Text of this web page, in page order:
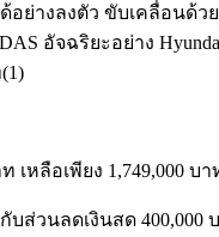
ย่างลงตัว ขับเคลื่อนด้
อัจฉริยะอย่าง
เหลือเพียง 1,749,000 บ
กกับส่วนลดเงินสด